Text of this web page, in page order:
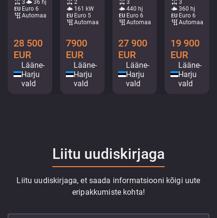
3
36 hj
Euro 6
Automaat
28 500
EUR
Lääne-
Harju
vald
2
161 kW
Euro 5
Automaat
7900
EUR
Lääne-
Harju
vald
3
440 hj
Euro 6
Automaat
27 900
EUR
Lääne-
Harju
vald
3
360 hj
Euro 6
Automaat
19 900
EUR
Lääne-
Harju
vald
Liitu uudiskirjaga
Liitu uudiskirjaga, et saada informatsiooni kõigi uute
eripakkumiste kohta!